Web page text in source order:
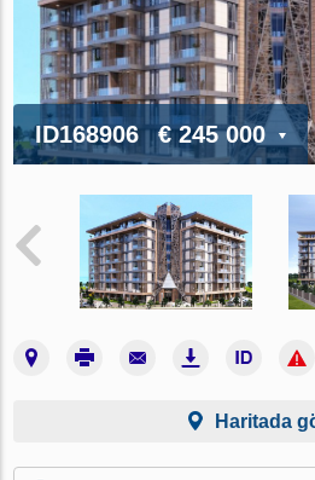
ID168906 € 245 000
Haritada